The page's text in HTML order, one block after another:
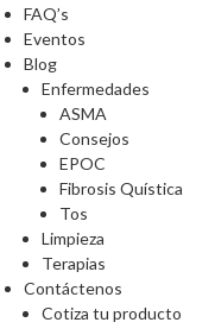
FAQ’s
Eventos
Blog
Enfermedades
ASMA
Consejos
EPOC
Fibrosis Quística
Tos
Limpieza
Terapias
Contáctenos
Cotiza tu producto